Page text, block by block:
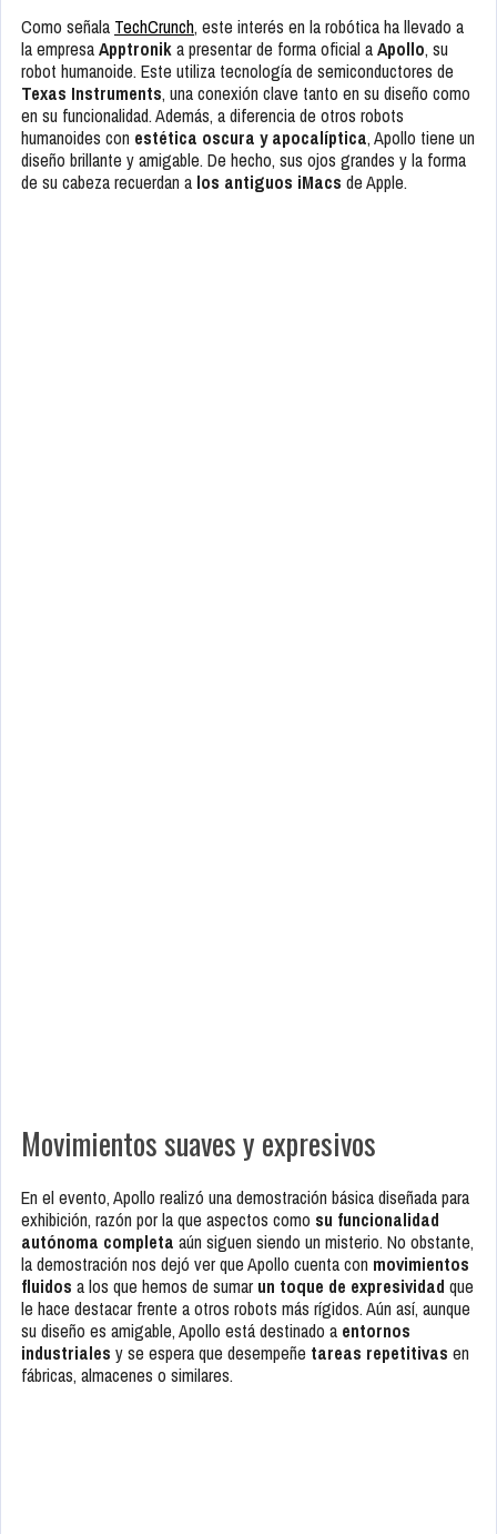
Como señala TechCrunch, este interés en la robótica ha llevado a
la empresaApptronika presentar de forma oficial aApollo, su
robot humanoide. Este utiliza tecnología de semiconductores de
Texas Instruments, una conexión clave tanto en su diseño como
en su funcionalidad. Además, a diferencia de otros robots
humanoides con estética oscura y apocalíptica, Apollo tiene un
diseño brillante y amigable. De hecho, sus ojos grandes y la forma
de su cabeza recuerdan a los antiguos iMacs de Apple.
Movimientos suaves y expresivos
En el evento, Apollo realizó una demostración básica diseñada para
exhibición, razón por la que aspectos como su funcionalidad
autónoma completa aún siguen siendo un misterio. No obstante,
la demostración nos dejó ver que Apollo cuenta con movimientos
fluidos a los que hemos de sumar un toque de expresividad que
le hace destacar frente a otros robots más rígidos. Aún así, aunque
su diseño es amigable, Apollo está destinado a entornos
industriales y se espera que desempeñe tareas repetitivas en
fábricas, almacenes o similares.